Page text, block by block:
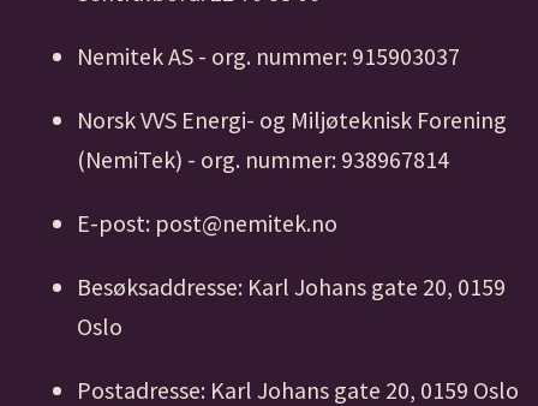
Nemitek AS - org. nummer: 915903037
Norsk VVS Energi- og Miljøteknisk Forening
(NemiTek) - org. nummer: 938967814
E-post: post@nemitek.no
Besøksaddresse: Karl Johans gate 20, 0159
Oslo
Postadresse: Karl Johans gate 20, 0159 Oslo